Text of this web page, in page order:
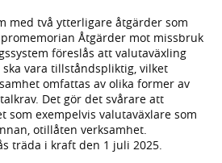
med två ytterligare åtgärder som
Åtgärder mot missbruk
före­slås att valutaväxling
vara tillståndspliktig, vilket
omfattas av olika former av
Det gör det svårare att
som exempelvis valutaväxlare som
otillåten verksamhet.
träda i kraft den 1 juli 2025.